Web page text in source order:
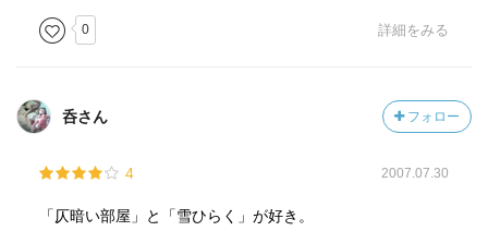
0 詳細をみる
呑さん フォロー
4 2007.07.30
「仄暗い部屋」と「雪ひらく」が好き。